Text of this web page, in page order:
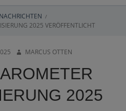
NACHRICHTEN
2025 VERÖFFENTLICHT
AUTHOR
MARCUS OTTEN
2025